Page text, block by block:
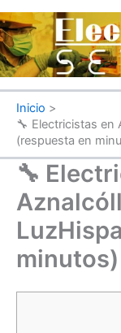
Ir
al
contenido
Inicio
🔧 Electricistas
(respuesta en
🔧
minutos)